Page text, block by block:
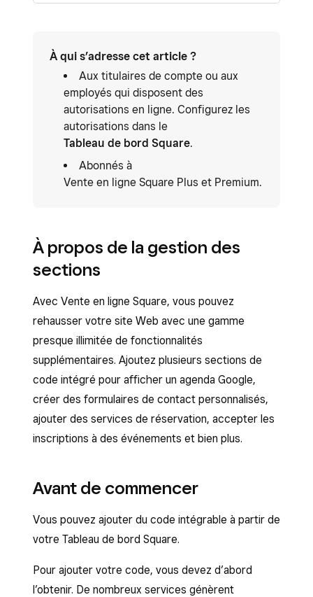
À qui s’adresse cet article ?
Aux titulaires de compte ou aux
employés qui disposent des
autorisations en ligne. Configurez les
autorisations dans le
Tableau de bord Square.
Abonnés à
Vente en ligne Square Plus et Premium.
À propos de la gestion des
sections
Avec Vente en ligne Square, vous pouvez
rehausser votre site Web avec une gamme
presque illimitée de fonctionnalités
supplémentaires. Ajoutez plusieurs sections de
code intégré pour afficher un agenda Google,
créer des formulaires de contact personnalisés,
ajouter des services de réservation, accepter les
inscriptions à des événements et bien plus.
Avant de commencer
Vous pouvez ajouter du code intégrable à partir de
votre Tableau de bord Square.
Pour ajouter votre code, vous devez d’abord
l’obtenir. De nombreux services génèrent